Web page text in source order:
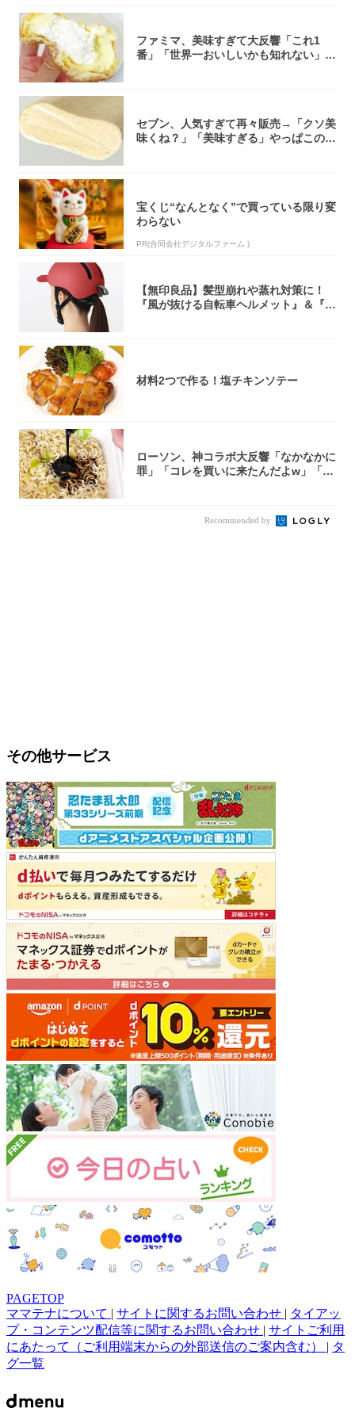
ファミマ、美味すぎて大反響「これ1
番」「世界一おいしいかも知れない」
セブン、人気すぎて再々販売→「クソ美
味くね？」「美味すぎる」やっぱこのク
宝くじ“なんとなく”で買っている限り変
わらない
PR(合同会社デジタルファーム )
【無印良品】髪型崩れや蒸れ対策に！
『風が抜ける自転車ヘルメット』＆『2
材料2つで作る！塩チキンソテー
ローソン、神コラボ大反響「なかなかに
罪」「コレを買いに来たんだよw」「３
Recommended by
その他サービス
PAGETOP
ママテナについて | サイトに関するお問い合わせ | タイアッ
プ・コンテンツ配信等に関するお問い合わせ | サイトご利用
にあたって（ご利用端末からの外部送信のご案内含む） | タ
グ一覧